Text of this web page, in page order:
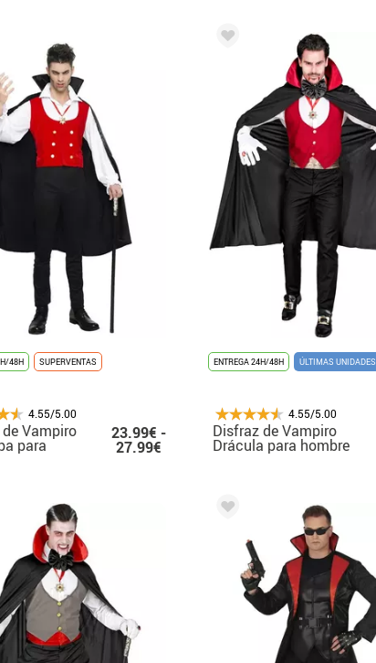
48H SUPERVENTAS
4.55/5.00
Vampiro
para
23.99€ -
27.99€
ENTREGA 24H/48H ÚLTIMAS UNIDADES
4.55/5.00
Disfraz de Vampiro
Drácula para hombre